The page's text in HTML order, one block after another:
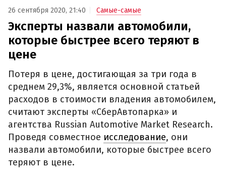
26 сентября 2020, 21:40 Самые-самые
Эксперты назвали автомобили,
которые быстрее всего теряют в
цене
Потеря в цене, достигающая за три года в
среднем 29,3%, является основной статьей
расходов в стоимости владения автомобилем,
считают эксперты «СберАвтопарка» и
агентства Russian Automotive Market Research.
Проведя совместное исследование, они
назвали автомобили, которые быстрее всего
теряют в цене.